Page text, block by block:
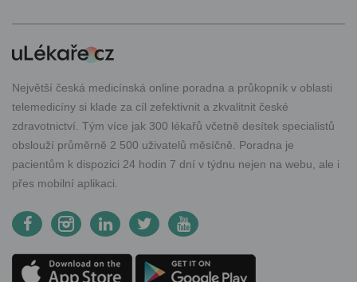
Největší česká medicínská online poradna a průkopník v oblasti
telemedicíny si klade za cíl zefektivnit a zkvalitnit české
zdravotnictví. Tým více jak 300 lékařů včetně desítek specialistů
obslouží průměrně 2 500 uživatelů měsíčně. Poradna je
pacientům k dispozici 24 hodin 7 dní v týdnu nejen na webu, ale i
přes mobilní aplikaci.